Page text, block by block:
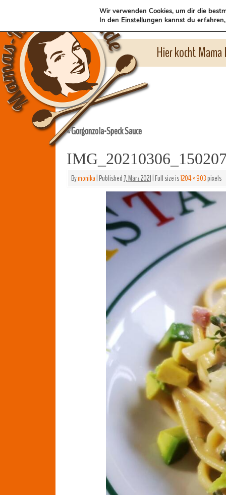
Hier kocht
«Gorgonzola-Speck Sauce
Bymonika|Published7. März 2021|Full size is1204 × 903pixels
Wir verwenden Cookies, um dir die
In den Einstellungen kannst du